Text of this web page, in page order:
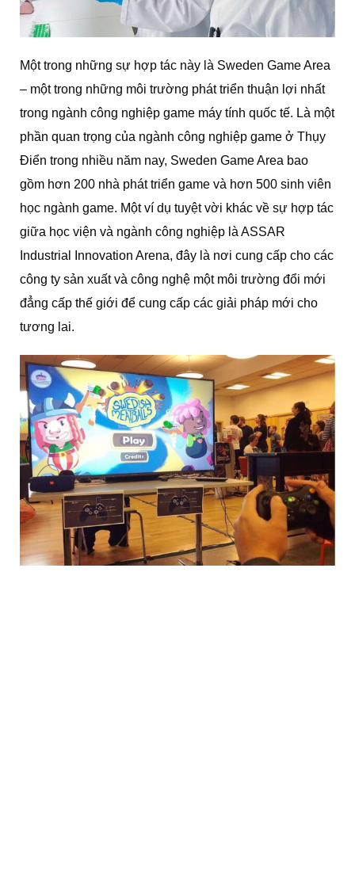
Một trong những sự hợp tác này là Sweden Game Area
– một trong những môi trường phát triển thuận lợi nhất
trong ngành công nghiệp game máy tính quốc tế. Là một
phần quan trọng của ngành công nghiệp game ở Thụy
Điển trong nhiều năm nay, Sweden Game Area bao
gồm hơn 200 nhà phát triển game và hơn 500 sinh viên
học ngành game. Một ví dụ tuyệt vời khác về sự hợp tác
giữa học viện và ngành công nghiệp là ASSAR
Industrial Innovation Arena, đây là nơi cung cấp cho các
công ty sản xuất và công nghệ một môi trường đổi mới
đẳng cấp thế giới để cung cấp các giải pháp mới cho
tương lai.